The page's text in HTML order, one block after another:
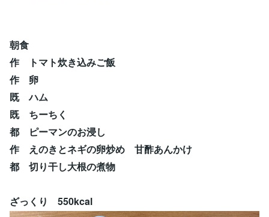
朝食
作 トマト炊き込みご飯
作 卵
既 ハム
既 ちーちく
都 ピーマンのお浸し
作 えのきとネギの卵炒め 甘酢あんかけ
都 切り干し大根の煮物
ざっくり 550kcal